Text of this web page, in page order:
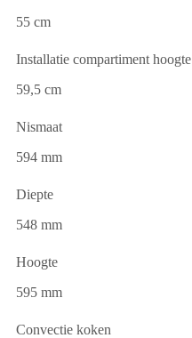
55 cm
Installatie compartiment hoogte
59,5 cm
Nismaat
594 mm
Diepte
548 mm
Hoogte
595 mm
Convectie koken